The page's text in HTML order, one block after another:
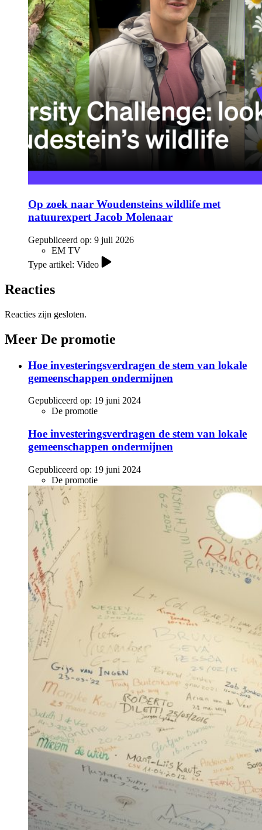
Op zoek naar Woudensteins wildlife met
natuurexpert Jacob Molenaar
Gepubliceerd op: 9 juli 2026
EM TV
Type artikel: Video
Reacties
Reacties zijn gesloten.
Meer De promotie
Hoe investeringsverdragen de stem van lokale
gemeenschappen ondermijnen
Gepubliceerd op: 19 juni 2024
De promotie
Hoe investeringsverdragen de stem van lokale
gemeenschappen ondermijnen
Gepubliceerd op: 19 juni 2024
De promotie